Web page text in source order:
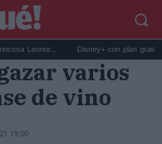
Leonor... Disney+ con plan gratuito: la
varios
de vino
19:00